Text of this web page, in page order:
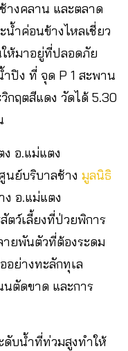
างคลาน และตลาด
น้ำค่อนข้างไหลเชี่ยว
ให้มาอยู่ที่ปลอดภัย
ปิง ที่ จุด P 1 สะพาน
กฤตสีแดง วัดได้ 5.30
อ.แม่แตง
นย์บริบาลช้าง มูลนิธิ
ง อ.แม่แตง
ตว์เลี้ยงที่ป่วยพิการ
ยพันตัวที่ต้องระดม
อย่างทะลักทุเล
นตัดขาด และการ
ดับน้ำที่ท่วมสูงทำให้